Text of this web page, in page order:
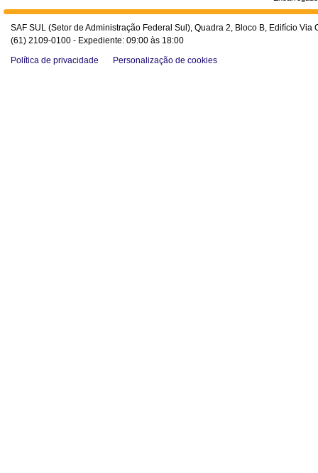
SAF SUL (Setor de Administração Federal Sul), Quadra 2, Bloco B, Edifício
(61) 2109-0100 - Expediente: 09:00 às 18:00
Política de privacidade
Personalização de cookies